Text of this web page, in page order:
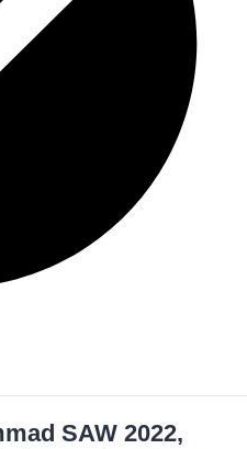
SAW 2022,